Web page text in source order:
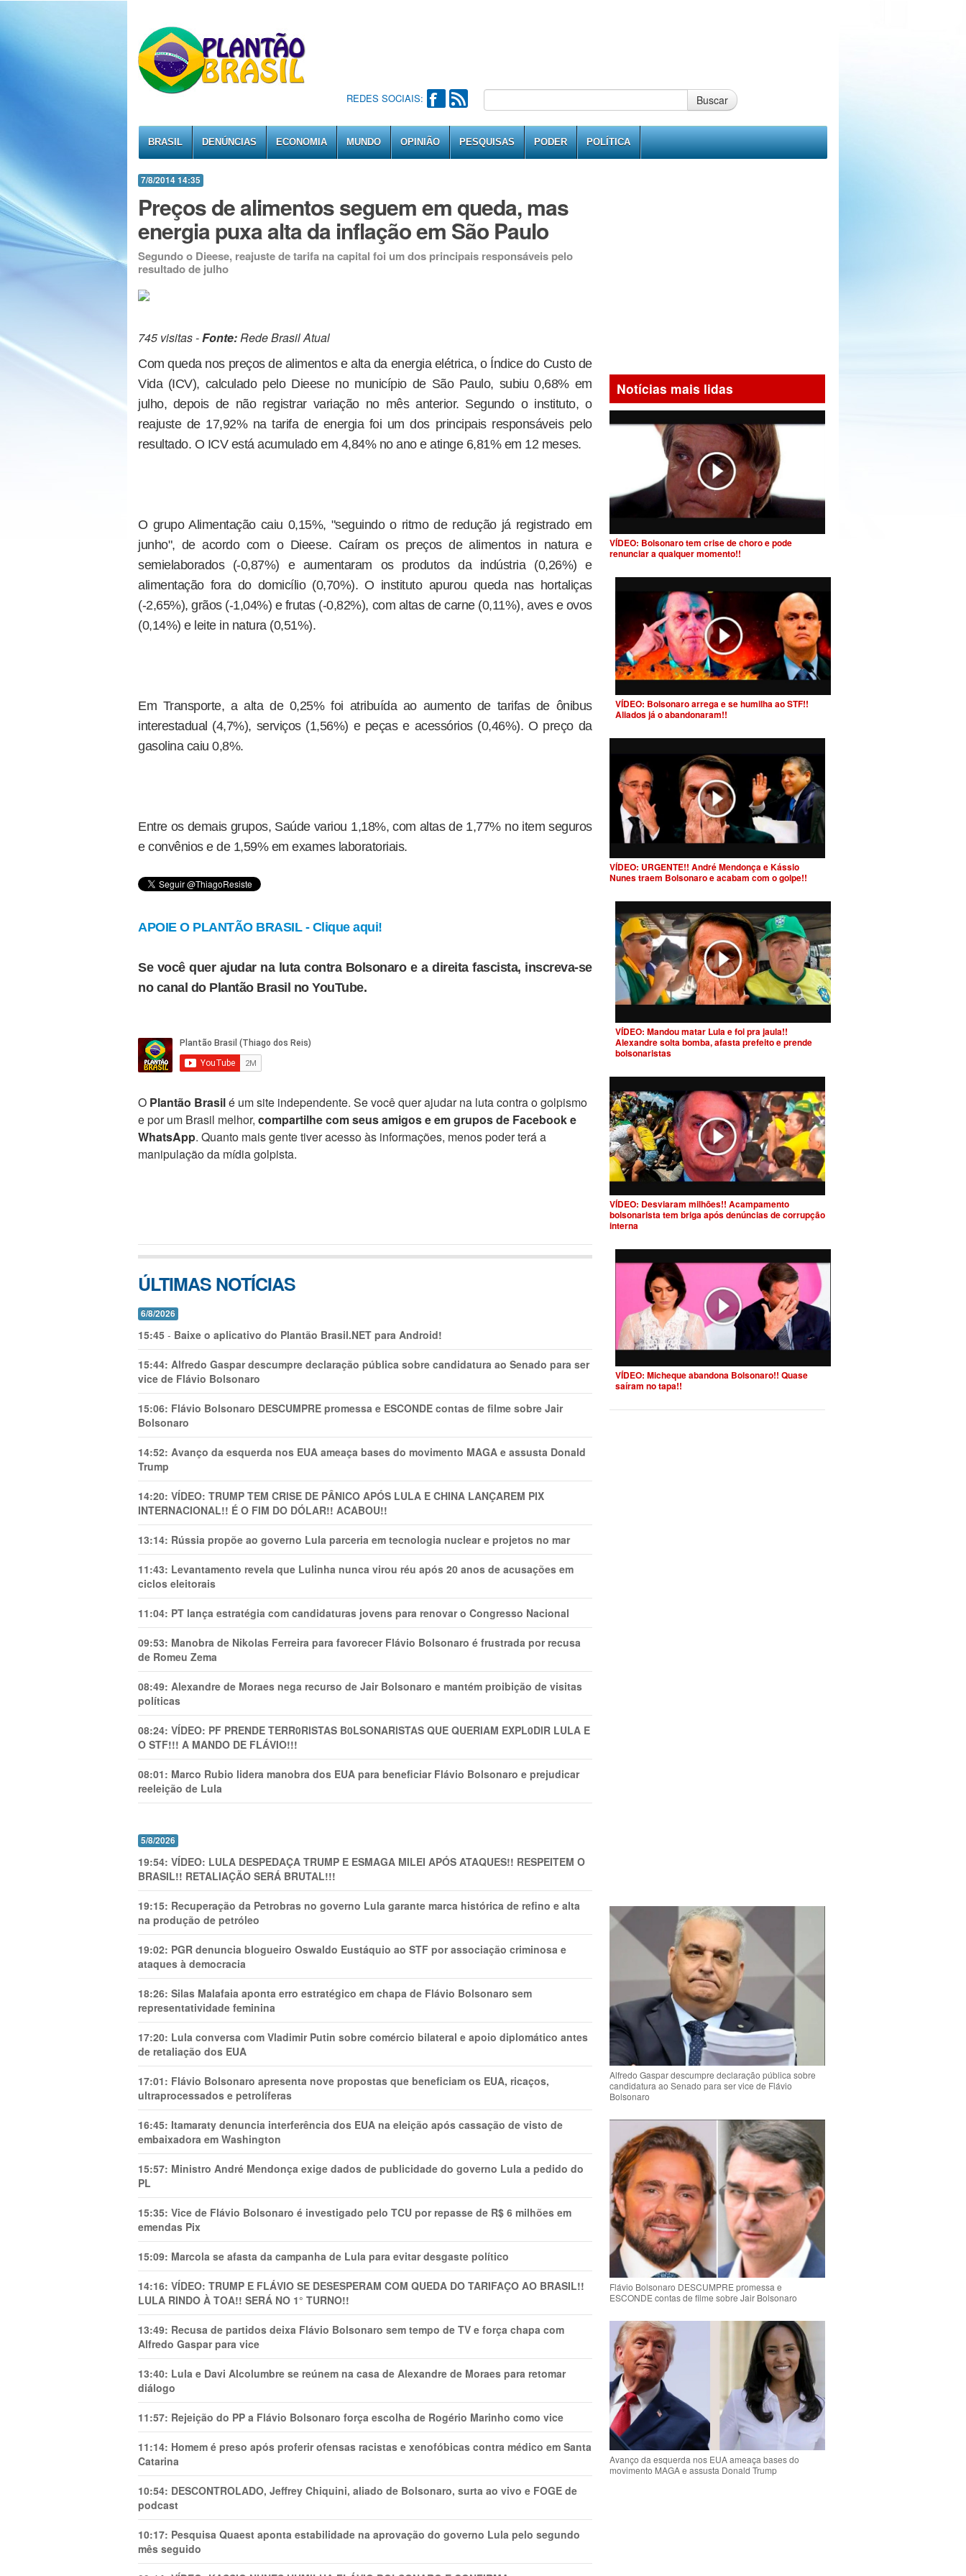
REDES SOCIAIS: Buscar
BRASIL DENÚNCIAS ECONOMIA MUNDO OPINIÃO PESQUISAS PODER POLÍTICA
7/8/2014 14:35
Preços de alimentos seguem em queda, mas
energia puxa alta da inflação em São Paulo
Segundo o Dieese, reajuste de tarifa na capital foi um dos principais responsáveis pelo
resultado de julho
745 visitas -Fonte:Rede Brasil Atual
Com queda nos preços de alimentos e alta da energia elétrica, o Índice do Custo de
Vida (ICV), calculado pelo Dieese no município de São Paulo, subiu 0,68% em
julho, depois de não registrar variação no mês anterior. Segundo o instituto, o
reajuste de 17,92% na tarifa de energia foi um dos principais responsáveis pelo
resultado. O ICV está acumulado em 4,84% no ano e atinge 6,81% em 12 meses.
O grupo Alimentação caiu 0,15%, "seguindo o ritmo de redução já registrado em
junho", de acordo com o Dieese. Caíram os preços de alimentos in natura e
semielaborados (-0,87%) e aumentaram os produtos da indústria (0,26%) e
alimentação fora do domicílio (0,70%). O instituto apurou queda nas hortaliças
(-2,65%), grãos (-1,04%) e frutas (-0,82%), com altas de carne (0,11%), aves e ovos
(0,14%) e leite in natura (0,51%).
Em Transporte, a alta de 0,25% foi atribuída ao aumento de tarifas de ônibus
interestadual (4,7%), serviços (1,56%) e peças e acessórios (0,46%). O preço da
gasolina caiu 0,8%.
Entre os demais grupos, Saúde variou 1,18%, com altas de 1,77% no item seguros
e convênios e de 1,59% em exames laboratoriais.
APOIE O PLANTÃO BRASIL - Clique aqui!
Se você quer ajudar na luta contra Bolsonaro e a direita fascista, inscreva-se
no canal do Plantão Brasil no YouTube.
O Plantão Brasilé um site independente. Se você quer ajudar na luta contra o golpismo
e por um Brasil melhor, compartilhe com seus amigos e em grupos de Facebook e
WhatsApp. Quanto mais gente tiver acesso às informações, menos poder terá a
manipulação da mídia golpista.
ÚLTIMAS NOTÍCIAS
6/8/2026
15:45 - Baixe o aplicativo do Plantão Brasil.NET para Android!
15:44: Alfredo Gaspar descumpre declaração pública sobre candidatura ao Senado para ser
vice de Flávio Bolsonaro
15:06: Flávio Bolsonaro DESCUMPRE promessa e ESCONDE contas de filme sobre Jair
Bolsonaro
14:52: Avanço da esquerda nos EUA ameaça bases do movimento MAGA e assusta Donald
Trump
14:20: VÍDEO: TRUMP TEM CRlSE DE PÂNlCO APÓS LULA E CHINA LANÇAREM PIX
INTERNACIONAL!! É O FIM DO DÓLAR!! ACABOU!!
13:14: Rússia propõe ao governo Lula parceria em tecnologia nuclear e projetos no mar
11:43: Levantamento revela que Lulinha nunca virou réu após 20 anos de acusações em
ciclos eleitorais
11:04: PT lança estratégia com candidaturas jovens para renovar o Congresso Nacional
09:53: Manobra de Nikolas Ferreira para favorecer Flávio Bolsonaro é frustrada por recusa
de Romeu Zema
08:49: Alexandre de Moraes nega recurso de Jair Bolsonaro e mantém proibição de visitas
políticas
08:24: VÍDEO: PF PRENDE TERR0RlSTAS B0LSONARlSTAS QUE QUERIAM EXPL0DlR LULA E
O STF!!! A MANDO DE FLÁVIO!!!
08:01: Marco Rubio lidera manobra dos EUA para beneficiar Flávio Bolsonaro e prejudicar
reeleição de Lula
5/8/2026
19:54: VÍDEO: LULA DESPEDAÇA TRUMP E ESMAGA MILEI APÓS ATAQUES!! RESPEITEM O
BRASIL!! RETALIAÇÃO SERÁ BRUTAL!!!
19:15: Recuperação da Petrobras no governo Lula garante marca histórica de refino e alta
na produção de petróleo
19:02: PGR denuncia blogueiro Oswaldo Eustáquio ao STF por associação criminosa e
ataques à democracia
18:26: Silas Malafaia aponta erro estratégico em chapa de Flávio Bolsonaro sem
representatividade feminina
17:20: Lula conversa com Vladimir Putin sobre comércio bilateral e apoio diplomático antes
de retaliação dos EUA
17:01: Flávio Bolsonaro apresenta nove propostas que beneficiam os EUA, ricaços,
ultraprocessados e petrolíferas
16:45: Itamaraty denuncia interferência dos EUA na eleição após cassação de visto de
embaixadora em Washington
15:57: Ministro André Mendonça exige dados de publicidade do governo Lula a pedido do
PL
15:35: Vice de Flávio Bolsonaro é investigado pelo TCU por repasse de R$ 6 milhões em
emendas Pix
15:09: Marcola se afasta da campanha de Lula para evitar desgaste político
14:16: VÍDEO: TRUMP E FLÁVIO SE DESESPERAM COM QUEDA DO TARIFAÇO AO BRASIL!!
LULA RINDO À TOA!! SERÁ NO 1° TURNO!!
13:49: Recusa de partidos deixa Flávio Bolsonaro sem tempo de TV e força chapa com
Alfredo Gaspar para vice
13:40: Lula e Davi Alcolumbre se reúnem na casa de Alexandre de Moraes para retomar
diálogo
11:57: Rejeição do PP a Flávio Bolsonaro força escolha de Rogério Marinho como vice
11:14: Homem é preso após proferir ofensas racistas e xenofóbicas contra médico em Santa
Catarina
10:54: DESCONTROLADO, Jeffrey Chiquini, aliado de Bolsonaro, surta ao vivo e FOGE de
podcast
10:17: Pesquisa Quaest aponta estabilidade na aprovação do governo Lula pelo segundo
mês seguido
Notícias mais lidas
VÍDEO: Bolsonaro tem crise de choro e pode
renunciar a qualquer momento!!
VÍDEO: Bolsonaro arrega e se humilha ao STF!!
Aliados já o abandonaram!!
VÍDEO: URGENTE!! André Mendonça e Kássio
Nunes traem Bolsonaro e acabam com o golpe!!
VÍDEO: Mandou matar Lula e foi pra jaula!!
Alexandre solta bomba, afasta prefeito e prende
bolsonaristas
VÍDEO: Desviaram milhões!! Acampamento
bolsonarista tem briga após denúncias de corrupção
interna
VÍDEO: Micheque abandona Bolsonaro!! Quase
saíram no tapa!!
Alfredo Gaspar descumpre declaração pública sobre
candidatura ao Senado para ser vice de Flávio
Bolsonaro
Flávio Bolsonaro DESCUMPRE promessa e
ESCONDE contas de filme sobre Jair Bolsonaro
Avanço da esquerda nos EUA ameaça bases do
movimento MAGA e assusta Donald Trump